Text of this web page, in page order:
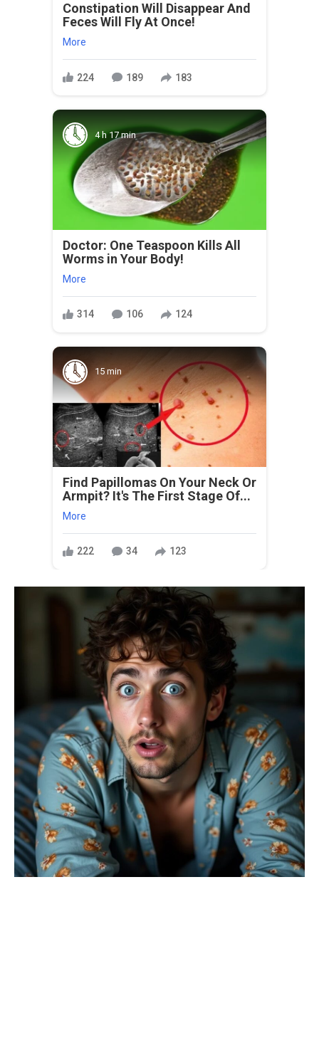
Constipation Will Disappear And
Feces Will Fly At Once!
More
224 189 183
4 h 17 min
Doctor: One Teaspoon Kills All
Worms in Your Body!
More
314 106 124
15 min
Find Papillomas On Your Neck Or
Armpit? It's The First Stage Of...
More
222 34 123